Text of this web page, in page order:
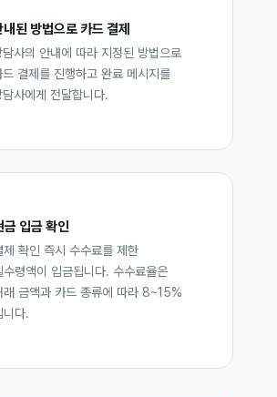
내된 방법으로 카드 결제
담사의 안내에 따라 지정된 방법으로
드 결제를 진행하고 완료 메시지를
담사에게 전달합니다.
금 입금 확인
제 확인 즉시 수수료를 제한
수령액이 입금됩니다. 수수료율은
래 금액과 카드 종류에 따라 8~15%
니다.